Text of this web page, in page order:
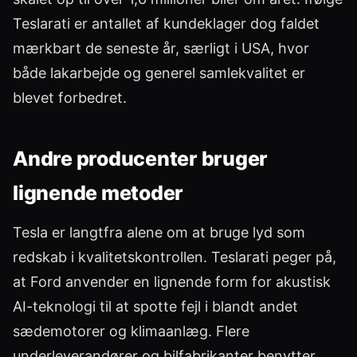
Teslarati er antallet af kundeklager dog faldet
mærkbart de seneste år, særligt i USA, hvor
både lakarbejde og generel samlekvalitet er
blevet forbedret.
Andre producenter bruger
lignende metoder
Tesla er langtfra alene om at bruge lyd som
redskab i kvalitetskontrollen. Teslarati peger på,
at Ford anvender en lignende form for akustisk
AI-teknologi til at spotte fejl i blandt andet
sædemotorer og klimaanlæg. Flere